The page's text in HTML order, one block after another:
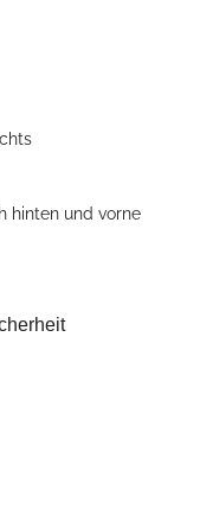
hinten und vorne